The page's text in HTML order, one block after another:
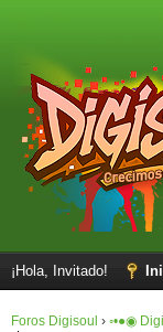
¡Hola, Invitado!
Foros Digisoul › ◦•●◉